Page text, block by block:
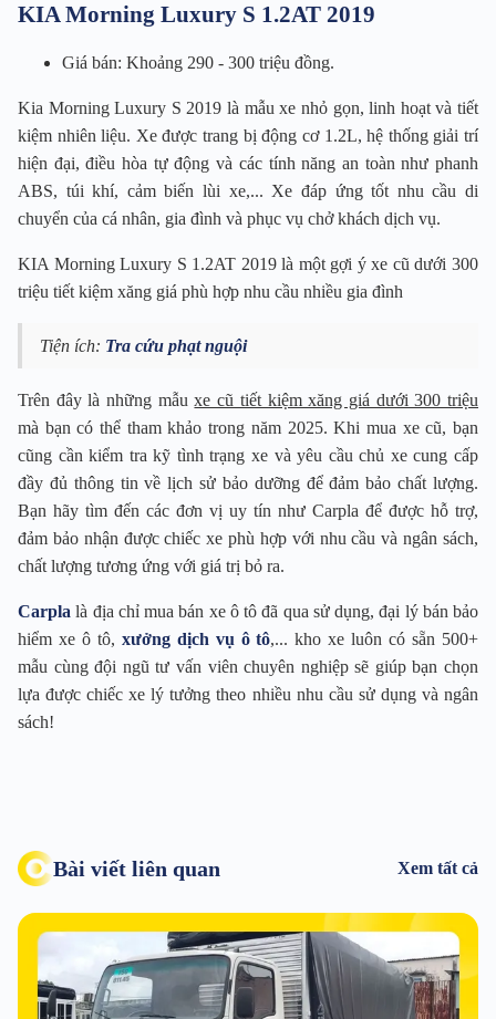
KIA Morning Luxury S 1.2AT 2019
Giá bán: Khoảng 290 - 300 triệu đồng.
Kia Morning Luxury S 2019 là mẫu xe nhỏ gọn, linh hoạt và tiết
kiệm nhiên liệu. Xe được trang bị động cơ 1.2L, hệ thống giải trí
hiện đại, điều hòa tự động và các tính năng an toàn như phanh
ABS, túi khí, cảm biến lùi xe,... Xe đáp ứng tốt nhu cầu di
chuyển của cá nhân, gia đình và phục vụ chở khách dịch vụ.
KIA Morning Luxury S 1.2AT 2019 là một gợi ý xe cũ dưới 300
triệu tiết kiệm xăng giá phù hợp nhu cầu nhiều gia đình
Tiện ích: Tra cứu phạt nguội
Trên đây là những mẫuxe cũ tiết kiệm xăng giá dưới 300 triệu
mà bạn có thể tham khảo trong năm 2025. Khi mua xe cũ, bạn
cũng cần kiểm tra kỹ tình trạng xe và yêu cầu chủ xe cung cấp
đầy đủ thông tin về lịch sử bảo dưỡng để đảm bảo chất lượng.
Bạn hãy tìm đến các đơn vị uy tín như Carpla để được hỗ trợ,
đảm bảo nhận được chiếc xe phù hợp với nhu cầu và ngân sách,
chất lượng tương ứng với giá trị bỏ ra.
Carpla là địa chỉ mua bán xe ô tô đã qua sử dụng, đại lý bán bảo
hiểm xe ô tô, xưởng dịch vụ ô tô,... kho xe luôn có sẵn 500+
mẫu cùng đội ngũ tư vấn viên chuyên nghiệp sẽ giúp bạn chọn
lựa được chiếc xe lý tưởng theo nhiều nhu cầu sử dụng và ngân
sách!
Bài viết liên quan Xem tất cả